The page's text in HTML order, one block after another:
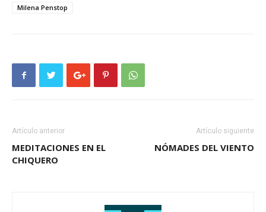
Milena Penstop
Artículo anterior
MEDITACIONES EN EL
CHIQUERO
Artículo siguiente
NÓMADES DEL VIENTO